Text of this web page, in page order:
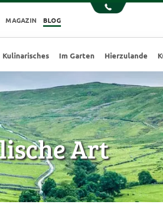
MAGAZIN BLOG
Kulinarisches Im Garten Hierzulande
Art